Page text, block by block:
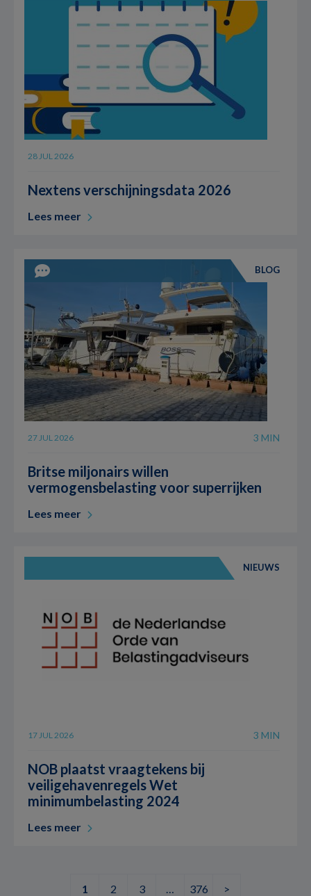
28 JUL 2026
Nextens verschijningsdata 2026
Lees meer
BLOG
27 JUL 2026 3 MIN
Britse miljonairs willen
vermogensbelasting voor superrijken
Lees meer
NIEUWS
17 JUL 2026 3 MIN
NOB plaatst vraagtekens bij
veiligehavenregels Wet
minimumbelasting 2024
Lees meer
1 2 3 … 376 >